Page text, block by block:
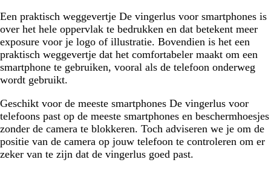
Een praktisch weggevertje De vingerlus voor smartphones is
over het hele oppervlak te bedrukken en dat betekent meer
exposure voor je logo of illustratie. Bovendien is het een
praktisch weggevertje dat het comfortabeler maakt om een
smartphone te gebruiken, vooral als de telefoon onderweg
wordt gebruikt.
Geschikt voor de meeste smartphones De vingerlus voor
telefoons past op de meeste smartphones en beschermhoesjes
zonder de camera te blokkeren. Toch adviseren we je om de
positie van de camera op jouw telefoon te controleren om er
zeker van te zijn dat de vingerlus goed past.